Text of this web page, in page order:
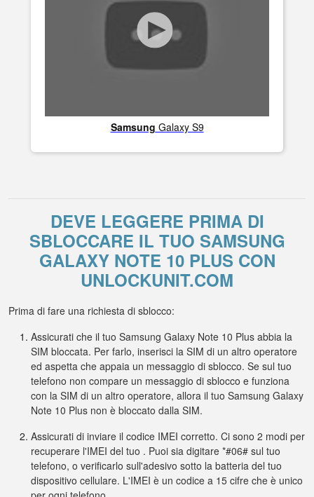
Samsung Galaxy S9
DEVE LEGGERE PRIMA DI
SBLOCCARE IL TUO SAMSUNG
GALAXY NOTE 10 PLUS CON
UNLOCKUNIT.COM
Prima di fare una richiesta di sblocco:
Assicurati che il tuo Samsung Galaxy Note 10 Plus abbia la
SIM bloccata. Per farlo, inserisci la SIM di un altro operatore
ed aspetta che appaia un messaggio di sblocco. Se sul tuo
telefono non compare un messaggio di sblocco e funziona
con la SIM di un altro operatore, allora il tuo Samsung Galaxy
Note 10 Plus non è bloccato dalla SIM.
Assicurati di inviare il codice IMEI corretto. Ci sono 2 modi per
recuperare l'IMEI del tuo . Puoi sia digitare *#06# sul tuo
telefono, o verificarlo sull'adesivo sotto la batteria del tuo
dispositivo cellulare. L'IMEI è un codice a 15 cifre che è unico